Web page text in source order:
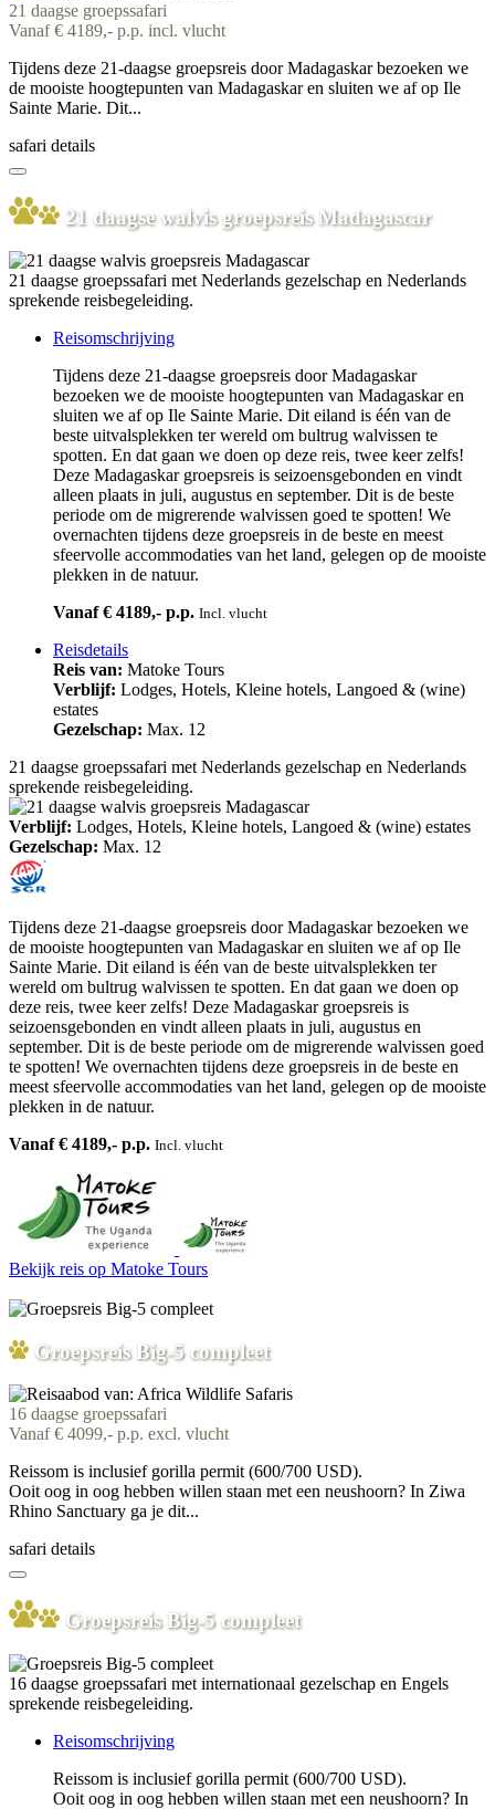
21 daagse groepssafari
Vanaf € 4189,- p.p. incl. vlucht
Tijdens deze 21-daagse groepsreis door Madagaskar bezoeken we
de mooiste hoogtepunten van Madagaskar en sluiten we af op Ile
Sainte Marie. Dit...
safari details
21 daagse walvis groepsreis Madagascar
21 daagse groepssafari met Nederlands gezelschap en Nederlands
sprekende reisbegeleiding.
Reisomschrijving
Tijdens deze 21-daagse groepsreis door Madagaskar
bezoeken we de mooiste hoogtepunten van Madagaskar en
sluiten we af op Ile Sainte Marie. Dit eiland is één van de
beste uitvalsplekken ter wereld om bultrug walvissen te
spotten. En dat gaan we doen op deze reis, twee keer zelfs!
Deze Madagaskar groepsreis is seizoensgebonden en vindt
alleen plaats in juli, augustus en september. Dit is de beste
periode om de migrerende walvissen goed te spotten! We
overnachten tijdens deze groepsreis in de beste en meest
sfeervolle accommodaties van het land, gelegen op de mooiste
plekken in de natuur.
Vanaf € 4189,- p.p. Incl. vlucht
Reisdetails
Reis van: Matoke Tours
Verblijf: Lodges, Hotels, Kleine hotels, Langoed & (wine)
estates
Gezelschap: Max. 12
21 daagse groepssafari met Nederlands gezelschap en Nederlands
sprekende reisbegeleiding.
Verblijf: Lodges, Hotels, Kleine hotels, Langoed & (wine) estates
Gezelschap: Max. 12
Tijdens deze 21-daagse groepsreis door Madagaskar bezoeken we
de mooiste hoogtepunten van Madagaskar en sluiten we af op Ile
Sainte Marie. Dit eiland is één van de beste uitvalsplekken ter
wereld om bultrug walvissen te spotten. En dat gaan we doen op
deze reis, twee keer zelfs! Deze Madagaskar groepsreis is
seizoensgebonden en vindt alleen plaats in juli, augustus en
september. Dit is de beste periode om de migrerende walvissen goed
te spotten! We overnachten tijdens deze groepsreis in de beste en
meest sfeervolle accommodaties van het land, gelegen op de mooiste
plekken in de natuur.
Vanaf € 4189,- p.p. Incl. vlucht
Bekijk reis op Matoke Tours
Groepsreis Big-5 compleet
16 daagse groepssafari
Vanaf € 4099,- p.p. excl. vlucht
Reissom is inclusief gorilla permit (600/700 USD).
Ooit oog in oog hebben willen staan met een neushoorn? In Ziwa
Rhino Sanctuary ga je dit...
safari details
Groepsreis Big-5 compleet
16 daagse groepssafari met internationaal gezelschap en Engels
sprekende reisbegeleiding.
Reisomschrijving
Reissom is inclusief gorilla permit (600/700 USD).
Ooit oog in oog hebben willen staan met een neushoorn? In